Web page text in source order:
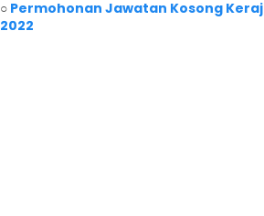
○ Permohonan Jawatan Kosong
2022